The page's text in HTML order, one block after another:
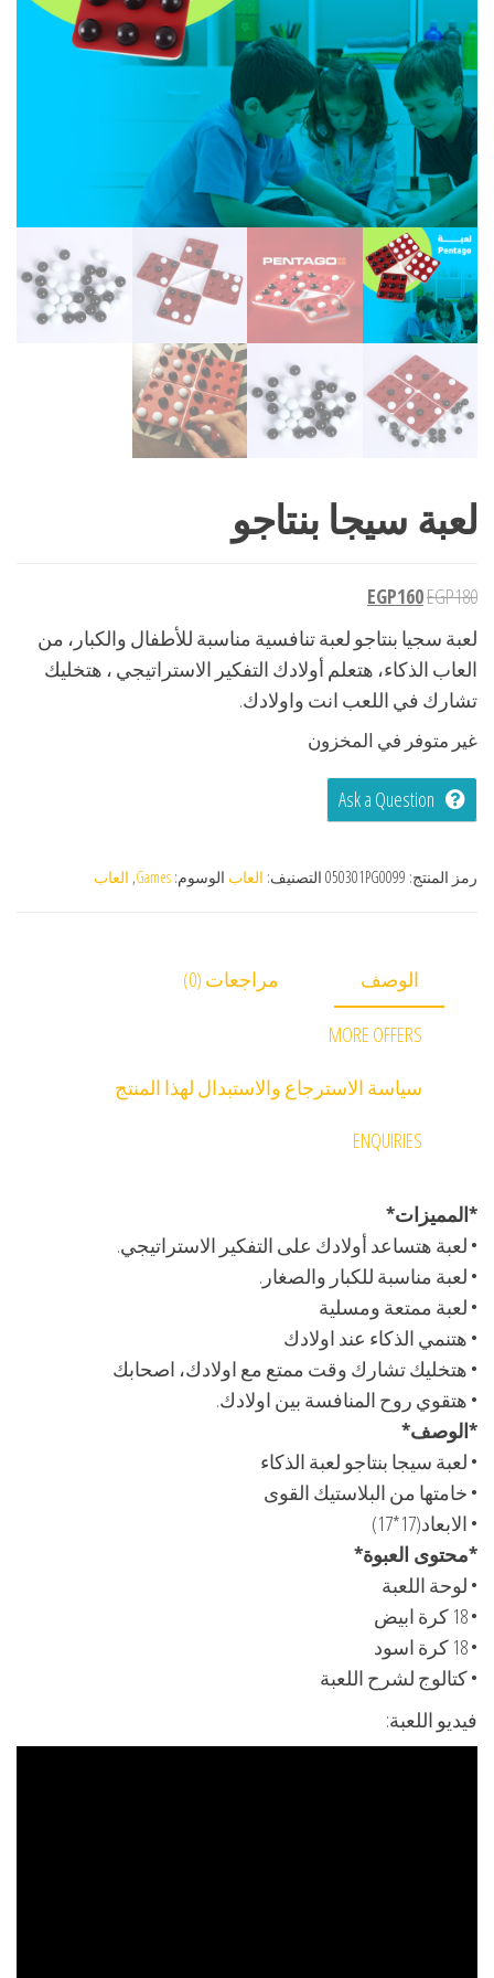
لعبة سيجا بنتاجو
EGP180
EGP160
لعبة سجيا بنتاجو لعبة تنافسية مناسبة للأطفال والكبار، من
العاب الذكاء، هتعلم أولادك التفكير الاستراتيجي ، هتخليك
تشارك في اللعب انت واولادك.
غير متوفر في المخزون
Ask a Question
رمز المنتج: 050301PG0099 التصنيف: العاب الوسوم: Games
, العاب
الوصف مراجعات (0)
MORE OFFERS
سياسة الاسترجاع والاستبدال لهذا المنتج
ENQUIRIES
*المميزات*
• لعبة هتساعد أولادك على التفكير الاستراتيجي.
• لعبة مناسبة للكبار والصغار.
• لعبة ممتعة ومسلية
• هتنمي الذكاء عند اولادك
• هتخليك تشارك وقت ممتع مع اولادك، اصحابك
• هتقوي روح المنافسة بين اولادك.
*الوصف*
• لعبة سيجا بنتاجو لعبة الذكاء
• خامتها من البلاستيك القوى
• الابعاد(17*17)
*محتوى العبوة*
• لوحة اللعبة
• 18 كرة ابيض
• 18 كرة اسود
• كتالوج لشرح اللعبة
فيديو اللعبة: